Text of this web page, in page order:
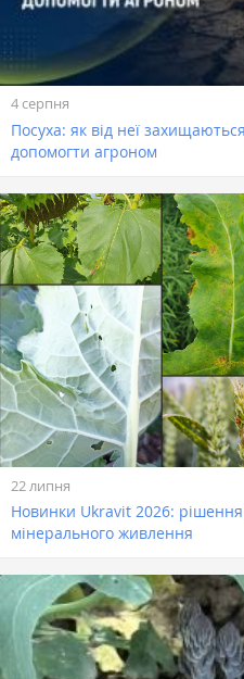
4 серпня
Посуха: як від неї
допомогти агроном
22 липня
Новинки Ukravit 2026: рішення
мінерального живлення